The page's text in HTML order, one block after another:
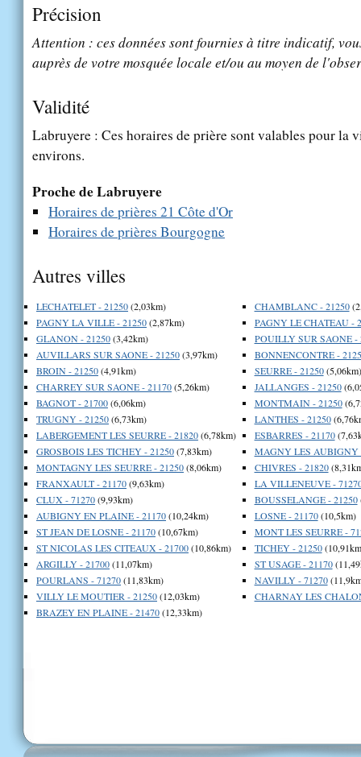
Précision
Attention : ces données sont fournies à titre indicatif,
auprès de votre mosquée locale et/ou au moyen de
Validité
Labruyere : Ces horaires de prière sont valables pour la
environs.
Proche de Labruyere
Horaires de prières 21 Côte d'Or
Horaires de prières Bourgogne
Autres villes
LECHATELET - 21250(2,03km)
PAGNY LA VILLE - 21250(2,87km)
GLANON - 21250(3,42km)
AUVILLARS SUR SAONE - 21250(3,97km)
BROIN - 21250(4,91km)
CHARREY SUR SAONE - 21170(5,26km)
BAGNOT - 21700(6,06km)
TRUGNY - 21250(6,73km)
LABERGEMENT LES SEURRE - 21820(6,78km)
GROSBOIS LES TICHEY - 21250(7,83km)
MONTAGNY LES SEURRE - 21250(8,06km)
FRANXAULT - 21170(9,63km)
CLUX - 71270(9,93km)
AUBIGNY EN PLAINE - 21170(10,24km)
ST JEAN DE LOSNE - 21170(10,67km)
ST NICOLAS LES CITEAUX - 21700(10,86km)
ARGILLY - 21700(11,07km)
POURLANS - 71270(11,83km)
VILLY LE MOUTIER - 21250(12,03km)
BRAZEY EN PLAINE - 21470(12,33km)
CHAMBLANC - 21250
PAGNY LE CHATEAU -
POUILLY SUR SAONE -
BONNENCONTRE -
SEURRE - 21250(5,06km)
JALLANGES - 21250
MONTMAIN - 21250
LANTHES - 21250
ESBARRES - 21170
MAGNY LES AUBIGNY
CHIVRES - 21820
LA VILLENEUVE -
BOUSSELANGE - 21250
LOSNE - 21170(10,5km)
MONT LES SEURRE -
TICHEY - 21250
ST USAGE - 21170
NAVILLY - 71270
CHARNAY LES